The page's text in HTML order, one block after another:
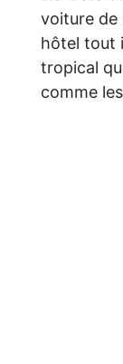
voiture de
hôtel tout
tropical
comme